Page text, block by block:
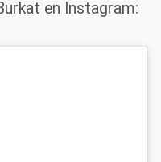
en Instagram: